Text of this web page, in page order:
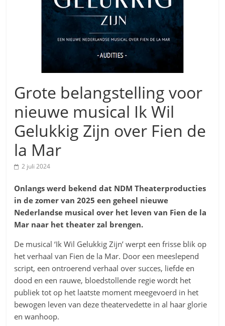
Grote belangstelling voor
nieuwe musical Ik Wil
Gelukkig Zijn over Fien de
la Mar
2 juli 2024
Onlangs werd bekend dat NDM Theaterproducties
in de zomer van 2025 een geheel nieuwe
Nederlandse musical over het leven van Fien de la
Mar naar het theater zal brengen.
De musical ‘Ik Wil Gelukkig Zijn’ werpt een frisse blik op
het verhaal van Fien de la Mar. Door een meeslepend
script, een ontroerend verhaal over succes, liefde en
dood en een rauwe, bloedstollende regie wordt het
publiek tot op het laatste moment meegevoerd in het
bewogen leven van deze theatervedette in al haar glorie
en wanhoop.